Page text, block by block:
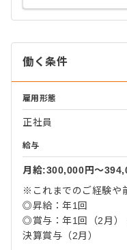
働く条件
雇用形態
正社員
給与
月給:300,000円〜
※これまでのご経験や
◎昇給：年1回
◎賞与：年1回（2月）
決算賞与（2月）